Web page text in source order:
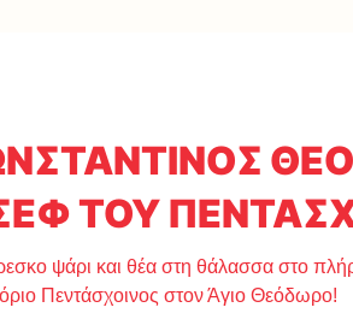
ΤΟΥ
ψάρι και θέα στη θάλασσα στο
Πεντάσχοινος στον Άγιο Θεόδωρο!